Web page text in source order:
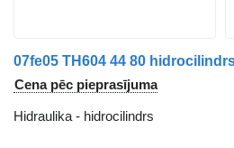
Cena pēc pieprasījuma
Hidraulika - hidrocilindrs